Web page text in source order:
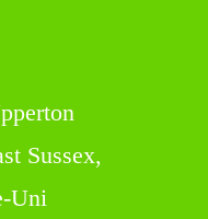
Sussex,
Uni